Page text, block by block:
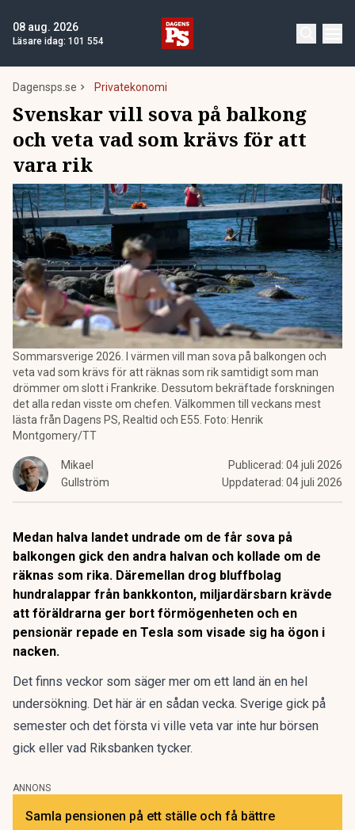
08 aug. 2026
Läsare idag: 101 554
Dagensps.se Privatekonomi
Svenskar vill sova på balkong
och veta vad som krävs för att
vara rik
Sommarsverige 2026. I värmen vill man sova på balkongen och
veta vad som krävs för att räknas som rik samtidigt som man
drömmer om slott i Frankrike. Dessutom bekräftade forskningen
det alla redan visste om chefen. Välkommen till veckans mest
lästa från Dagens PS, Realtid och E55. Foto: Henrik
Montgomery/TT
Mikael
Gullström
Publicerad: 04 juli 2026
Uppdaterad: 04 juli 2026
Medan halva landet undrade om de får sova på
balkongen gick den andra halvan och kollade om de
räknas som rika. Däremellan drog bluffbolag
hundralappar från bankkonton, miljardärsbarn krävde
att föräldrarna ger bort förmögenheten och en
pensionär repade en Tesla som visade sig ha ögon i
nacken.
Det finns veckor som säger mer om ett land än en hel
undersökning. Det här är en sådan vecka. Sverige gick på
semester och det första vi ville veta var inte hur börsen
gick eller vad Riksbanken tycker.
ANNONS
Samla pensionen på ett ställe och få bättre